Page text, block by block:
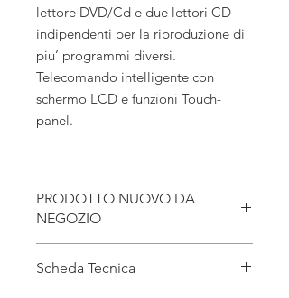
lettore DVD/Cd e due lettori CD
indipendenti per la riproduzione di
piu’ programmi diversi.
Telecomando intelligente con
schermo LCD e funzioni Touch-
panel.
PRODOTTO NUOVO DA
NEGOZIO
Scheda Tecnica